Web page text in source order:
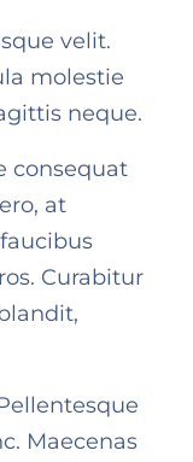
velit.
molestie
neque.
consequat
at
Curabitur
Maecenas